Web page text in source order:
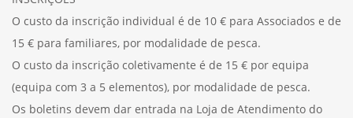
O custo da inscrição individual é de 10 € para Associados e de
15 € para familiares, por modalidade de pesca.
O custo da inscrição coletivamente é de 15 € por equipa
(equipa com 3 a 5 elementos), por modalidade de pesca.
Os boletins devem dar entrada na Loja de Atendimento do